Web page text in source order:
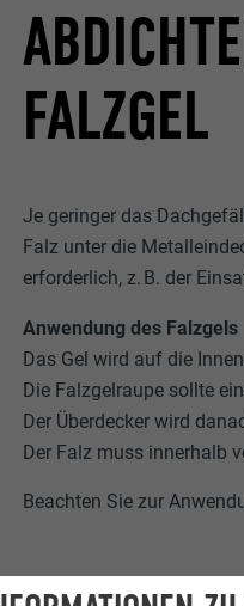
FALZGEL
Je geringer das
Falz unter die
erforderlich, z. B. der
Anwendung des Falzgels
Das Gel wird auf die
Die Falzgelraupe sollte
Der Überdecker wird
Der Falz muss innerhalb
Beachten Sie zur